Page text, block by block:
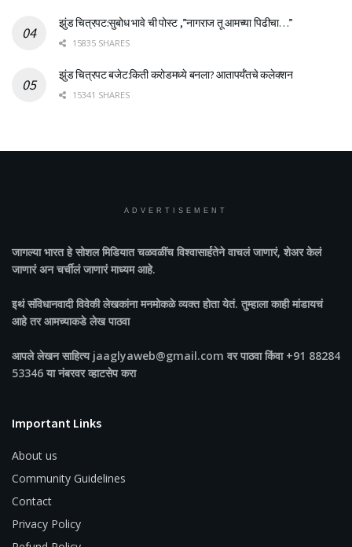
झुंड चित्रपट:सुबोध भावे ची पोस्ट ,”नागराज तू आमच्या पिढीचा…”
15835 SHARES
झुंड चित्रपट बजेट:किती करोडमध्ये बनला? आतापर्यँतचे कलेक्शन
15341 SHARES
ADVERTISEMENT
जागल्या भारतहे सोशल मिडियात चळवळींच विश्वासार्हतेने वाचलं जाणारं, शेअर केलं
जाणारं अन चर्चीलं जाणारं माध्यम आहे.
इथं संविधानवादी विवेकी लेखकांना मनमोकळे व्यक्त होता येतं. तुम्हाला काही मांडायचं
आहे तर आमच्याकडे लेख पाठवा
आपले लेखन साहित्य jaaglyaweb@gmail.com वर पाठवा किंवा +91 88284
53346 या नंबरवर व्हाटसेप करा
Important Links
About us
Community Guidelines
Contact
Privacy Policy